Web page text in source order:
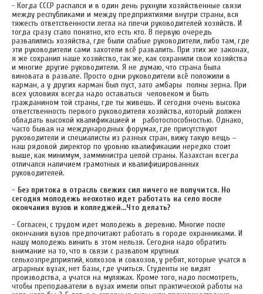
- Когда СССР распался и в один день рухнули хозяйственные связи
между республиками и между предприятиями внутри страны, вся
тяжесть ответственности легла на плечи руководителей хозяйств. И
тогда сразу стало понятно, кто есть кто. В первую очередь
развалились хозяйства, где были слабые руководители, либо там, где
эти руководители сами захотели всё развалить. При этих же законах,
я же сохранил наше хозяйство, так же, как сохранили свои хозяйства
и многие другие руководители. Я не думаю, что страна была
виновата в развале. Просто одни руководители всё положили в
карман, а у других карман был пуст, зато амбары полны зерна. При
всех условиях всегда надо оставаться человеком и быть
гражданином той страны, где ты живешь. И сегодня очень высока
ответственность первого руководителя хозяйства, который должен
обладать высокой квалификацией и работоспособностью. Однако,
часто бывая на международных форумах, где присутствуют
руководители и специалисты из разных стран, вижу такую вещь –
наш рядовой директор по уровню квалификации нередко стоит
выше, как минимум, замминистра целой страны. Казахстан всегда
отличался наличием грамотных и квалифицированных
руководителей.
- Без притока в отрасль свежих сил ничего не получится. Но
сегодня молодежь неохотно идет работать на село после
окончания вузов и колледжей…Что делать?
- Согласен, с трудом идет молодежь в деревню. Многие после
окончания вузов предпочитают работать в городе охранниками. И
нашу молодежь винить в этом нельзя. Сегодня надо обратить
внимание на то, что в связи с развалом крупных
сельхозпредприятий, колхозов и совхозов, у ребят, которые учатся в
аграрных вузах, нет базы, где учиться. Студенты не видят
производства, а учатся на муляжах. Кроме того, надо посмотреть,
чтобы преподаватели в вузах имели опыт практической работы на